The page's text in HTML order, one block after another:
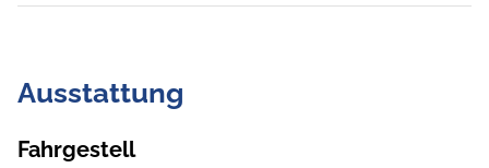
Ausstattung
Fahrgestell